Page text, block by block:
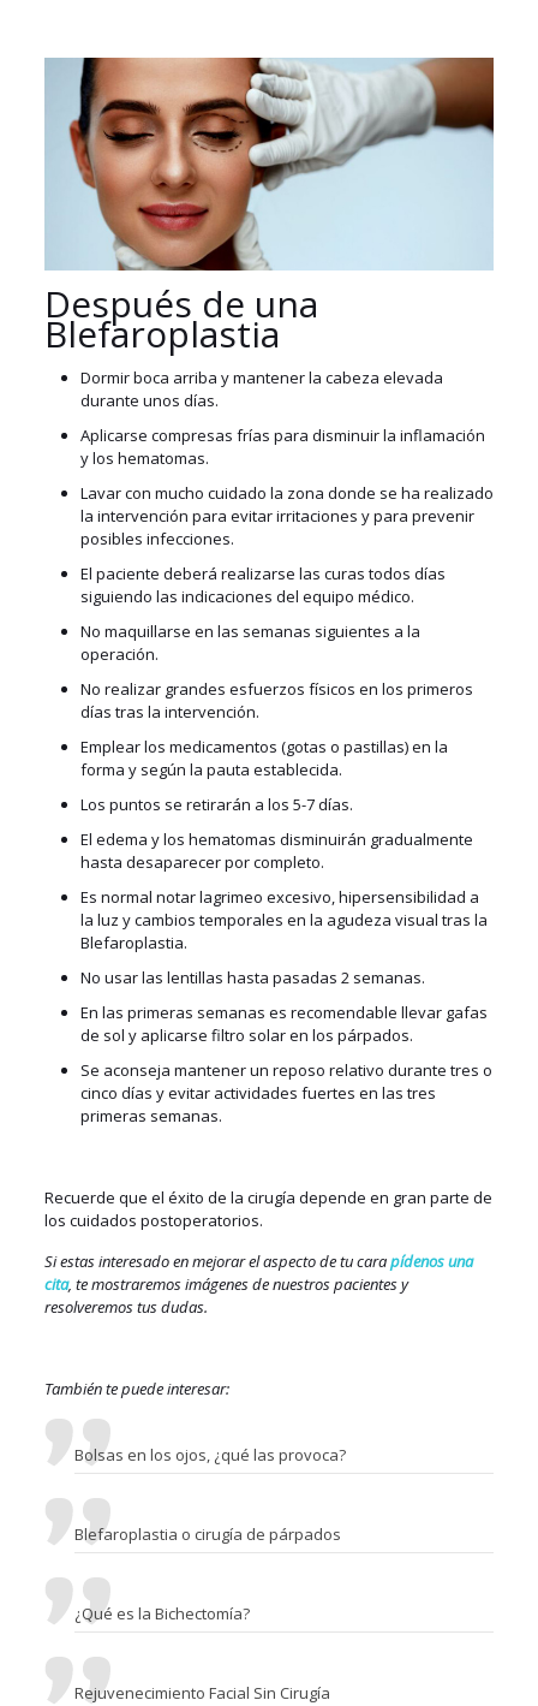
Después de una
Blefaroplastia
Dormir boca arriba y mantener la cabeza elevada
durante unos días.
Aplicarse compresas frías para disminuir la inflamación
y los hematomas.
Lavar con mucho cuidado la zona donde se ha realizado
la intervención para evitar irritaciones y para prevenir
posibles infecciones.
El paciente deberá realizarse las curas todos días
siguiendo las indicaciones del equipo médico.
No maquillarse en las semanas siguientes a la
operación.
No realizar grandes esfuerzos físicos en los primeros
días tras la intervención.
Emplear los medicamentos (gotas o pastillas) en la
forma y según la pauta establecida.
Los puntos se retirarán a los 5-7 días.
El edema y los hematomas disminuirán gradualmente
hasta desaparecer por completo.
Es normal notar lagrimeo excesivo, hipersensibilidad a
la luz y cambios temporales en la agudeza visual tras la
Blefaroplastia.
No usar las lentillas hasta pasadas 2 semanas.
En las primeras semanas es recomendable llevar gafas
de sol y aplicarse filtro solar en los párpados.
Se aconseja mantener un reposo relativo durante tres o
cinco días y evitar actividades fuertes en las tres
primeras semanas.
Recuerde que el éxito de la cirugía depende en gran parte de
los cuidados postoperatorios.
Si estas interesado en mejorar el aspecto de tu carapídenos una
cita, te mostraremos imágenes de nuestros pacientes y
resolveremos tus dudas.
También te puede interesar:
Bolsas en los ojos, ¿qué las provoca?
Blefaroplastia o cirugía de párpados
¿Qué es la Bichectomía?
Rejuvenecimiento Facial Sin Cirugía